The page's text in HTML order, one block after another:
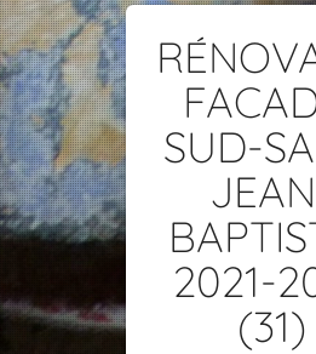
SUD-
2021-
(31)